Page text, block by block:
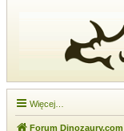
Więcej…
Forum Dinozaury.com